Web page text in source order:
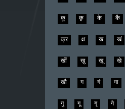
कू कृ के कै
क्र क्ष ख खं
खीं खु खू खे
खौ ग गं गा
गु गू गृ गे